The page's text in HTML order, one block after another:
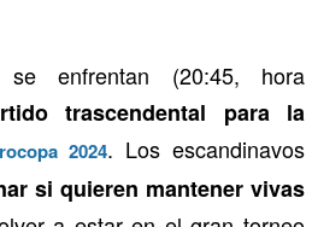
enfrentan (20:45, hora
trascendental para la
2024. Los escandinavos
si quieren mantener vivas